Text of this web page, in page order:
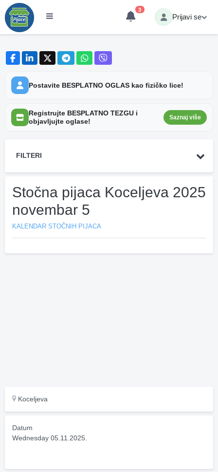
3
Prijavi se
Postavite BESPLATNO OGLAS kao fizičko lice!
Registrujte BESPLATNO TEZGU i
objavljujte oglase!
Saznaj više
FILTERI
Stočna pijaca Koceljeva 2025
novembar 5
KALENDAR STOČNIH PIJACA
Koceljeva
Datum
Wednesday 05.11.2025.